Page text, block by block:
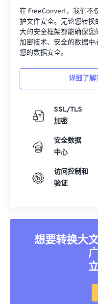
在 FreeConvert，我们不
护文件安全。无论您转换
大的安全框架都能确保您
加密技术、安全的数据
您的数据安全。
详细了解
SSL/TLS
加密
安全数据
中心
访问控制和
验证
想要转换大